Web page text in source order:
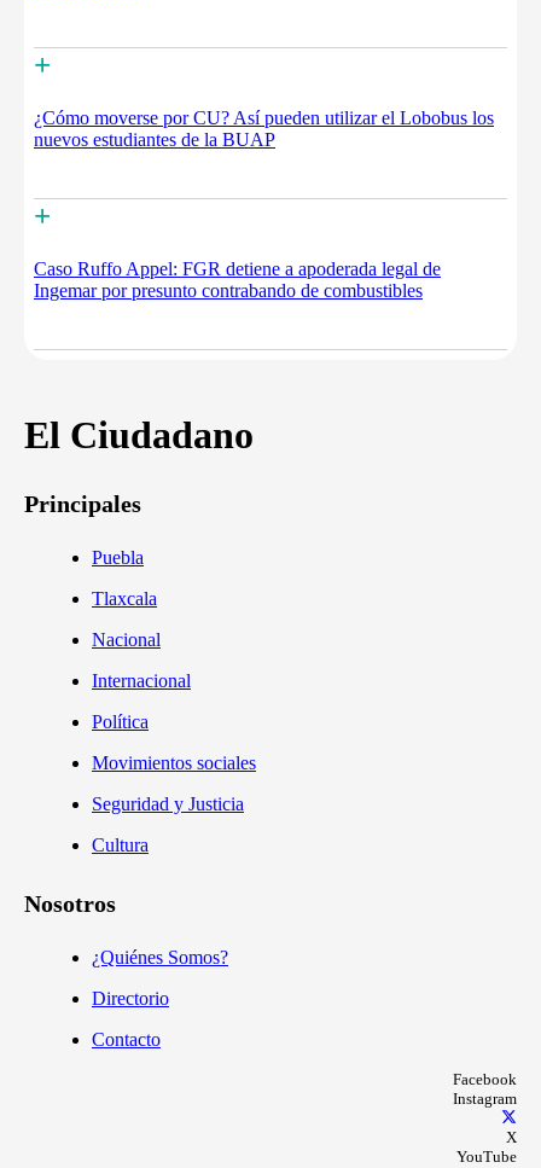
+
¿Cómo moverse por CU? Así pueden utilizar el Lobobus los
nuevos estudiantes de la BUAP
+
Caso Ruffo Appel: FGR detiene a apoderada legal de
Ingemar por presunto contrabando de combustibles
El Ciudadano
Principales
Puebla
Tlaxcala
Nacional
Internacional
Política
Movimientos sociales
Seguridad y Justicia
Cultura
Nosotros
¿Quiénes Somos?
Directorio
Contacto
Facebook
Instagram
X
YouTube